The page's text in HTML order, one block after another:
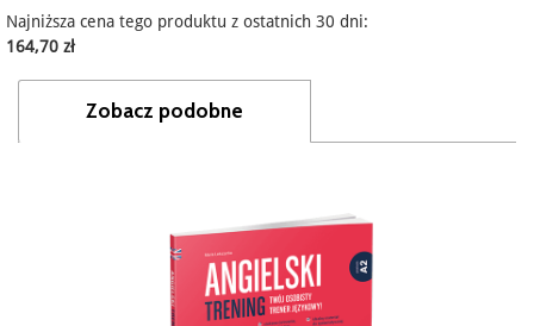
Najniższa cena tego produktu z ostatnich 30 dni:
164,70 zł
Zobacz podobne